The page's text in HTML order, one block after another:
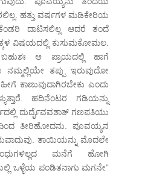
ಹತ್ತು ವರ್ಷಗಳ ಮಡಿಕೇರಿಯ
ದಾಟಿಸಲಿಲ್ಲ ಆದರೆ ತಂದೆ
ವಿಷಯದಲ್ಲಿ ಕುಸುಮಕೋಮಲ.
ಆ ಪ್ರಾಯದಲ್ಲಿ ಹಾಗೆ
ತಪ್ಪು ಇರುವುದೋ
ಕಾಣುವುದಾಗಿರಬೇಕು ಎಂದು
ಹದಿನೆಂಟರ ಗಡಿಯನ್ನು
ದುರ್ದೈವವಶಾತ್ ಗಣಪತಿಯು
ತೀರಿಹೋದನು. ಪೂವಯ್ಯನ
ತಾಯಿಯನ್ನು ಮೊದಲೇ
ಮನೆಗೆ ಹೋಗಿ
ಒಳ್ಳೆಯ ಪಂಡಿತನಾಗು ಮಗನೇ”